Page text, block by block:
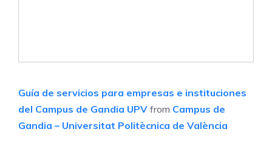
Guía de servicios para empresas e instituciones
del Campus de Gandia UPV from Campus de
Gandia – Universitat Politècnica de València